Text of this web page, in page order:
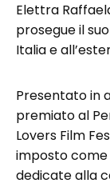
Elettra
prosegue il
Italia e
Presentato in
premiato al
Lovers Film
imposto come
dedicate alla